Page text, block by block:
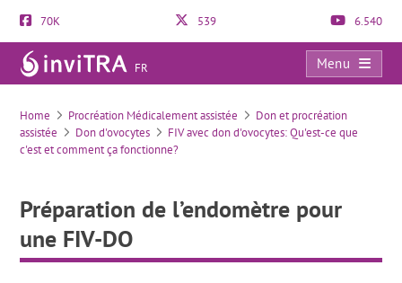
70K 539 6.540
FR
Menu
Préparation de l’endomètre pour une FIV-DO
Home Procréation Médicalement assistée
Don et procréation
assistée
Don d'ovocytes
FIV avec don d'ovocytes: Qu'est-ce que
c'est et comment ça fonctionne?
Préparation de l’endomètre pour
une FIV-DO